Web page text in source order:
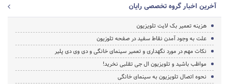
آخرین اخبار گروه تخصصی رایان
هزینه تعمیر بک لایت تلویزیون
علت به وجود آمدن نقاط سفید در صفحه تلوزیون
نکات مهم در مورد نگهداری و تعمیر سینمای خانگی و دی وی دی پلیر
مواظب باشید و تلویزیون ال جی تقلبی نخرید!
نحوه اتصال تلویزیون به سینمای خانگی